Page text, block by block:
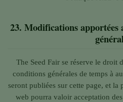
23. Modifications apportées
The Seed Fair se réserve le droit
conditions générales de temps à
seront publiées sur cette page, et
web pourra valoir acceptation